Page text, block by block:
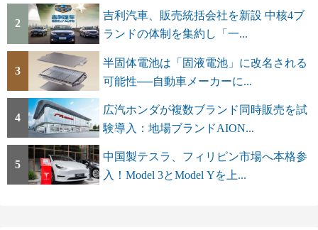
2
吉利汽車、販売統括会社を新設 中核4ブ
ランドの体制を集約し「一...
3
半固体電池は「固液電池」に改名される
可能性──自動車メーカーに...
4
広汽ホンダが複数ブランド同時販売を試
験導入：地場ブランドAION...
5
中国製テスラ、フィリピン市場へ本格参
入！Model 3とModel Yを上...